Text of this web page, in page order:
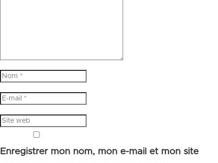
Enregistrer mon nom, mon e-mail et mon site